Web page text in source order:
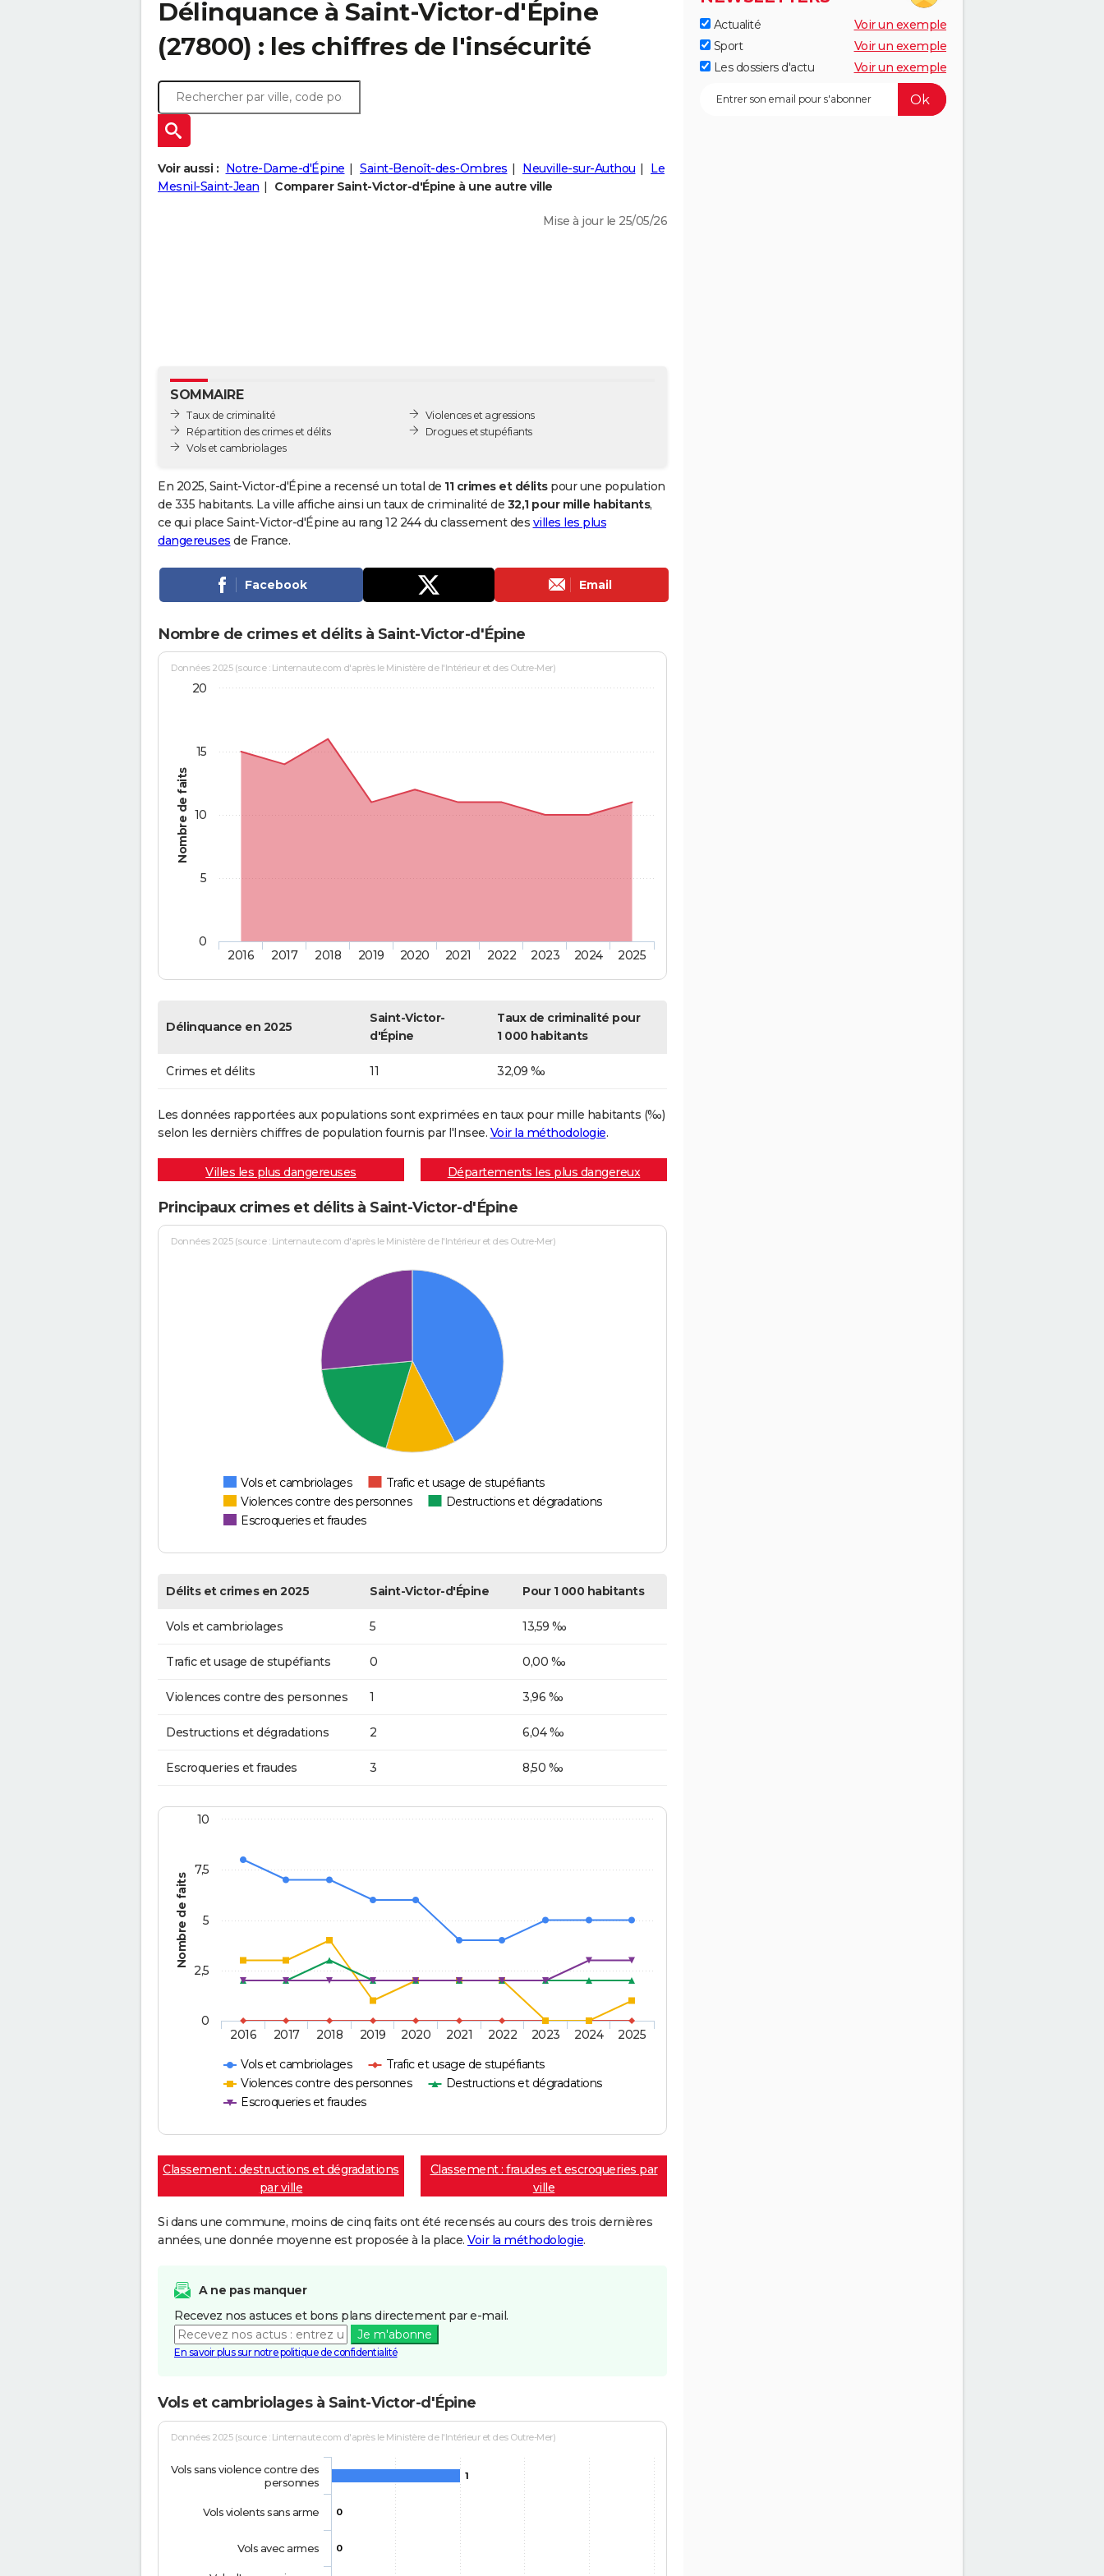
Délinquance à Saint-Victor-d'Épine
(27800) : les chiffres de l'insécurité
Voir aussi : Notre-Dame-d'Épine Saint-Benoît-des-Ombres Neuville-sur-Authou
Le
Mesnil-Saint-Jean
Comparer Saint-Victor-d'Épine à une autre ville
Mise à jour le 25/05/26
SOMMAIRE
Taux de criminalité
Répartition des crimes et délits
Vols et cambriolages
Violences et agressions
Drogues et stupéfiants
En 2025, Saint-Victor-d'Épine a recensé un total de 11 crimes et délitspour une population
de 335 habitants. La ville affiche ainsi un taux de criminalité de 32,1 pour mille habitants,
ce qui place Saint-Victor-d'Épine au rang 12 244 du classement des villes les plus
dangereuses de France.
Facebook Email
Nombre de crimes et délits à Saint-Victor-d'Épine
Nombre de faits
Données 2025 (source : Linternaute.com d'après le Ministère de l'Intérieur et des Outre-Mer)
2016 2017 2018 2019 2020 2021 2022 2023 2024 2025
0
5
10
15
20
Délinquance en 2025
Saint-Victor-
d'Épine
Taux de criminalité pour
1 000 habitants
Crimes et délits 11 32,09 ‰
Les données rapportées aux populations sont exprimées en taux pour mille habitants (‰)
selon les dernièrs chiffres de population fournis par l'Insee. Voir la méthodologie.
Villes les plus dangereuses Départements les plus dangereux
Principaux crimes et délits à Saint-Victor-d'Épine
Données 2025 (source : Linternaute.com d'après le Ministère de l'Intérieur et des Outre-Mer)
Vols et cambriolages
Trafic et usage de stupéfiants
Violences contre des personnes
Destructions et dégradations
Escroqueries et fraudes
Délits et crimes en 2025 Saint-Victor-d'Épine Pour 1 000 habitants
Vols et cambriolages 5 13,59 ‰
Trafic et usage de stupéfiants 0 0,00 ‰
Violences contre des personnes 1 3,96 ‰
Destructions et dégradations 2 6,04 ‰
Escroqueries et fraudes 3 8,50 ‰
Nombre de faits
Vols et cambriolages
Trafic et usage de stupéfiants
Violences contre des personnes
Destructions et dégradations
Escroqueries et fraudes
2016 2017 2018 2019 2020 2021 2022 2023 2024 2025
0
2,5
5
7,5
10
Classement : destructions et dégradations
par ville
Classement : fraudes et escroqueries par
ville
Si dans une commune, moins de cinq faits ont été recensés au cours des trois dernières
années, une donnée moyenne est proposée à la place. Voir la méthodologie.
A ne pas manquer
Recevez nos astuces et bons plans directement par e-mail.
Je m'abonne
En savoir plus sur notre politique de confidentialité
Vols et cambriolages à Saint-Victor-d'Épine
Données 2025 (source : Linternaute.com d'après le Ministère de l'Intérieur et des Outre-Mer)
1
0
0
Vols sans violence contre des
personnes
Vols violents sans arme
Vols avec armes
Actualité
Voir un exemple
Sport
Voir un exemple
Les dossiers d'actu
Voir un exemple